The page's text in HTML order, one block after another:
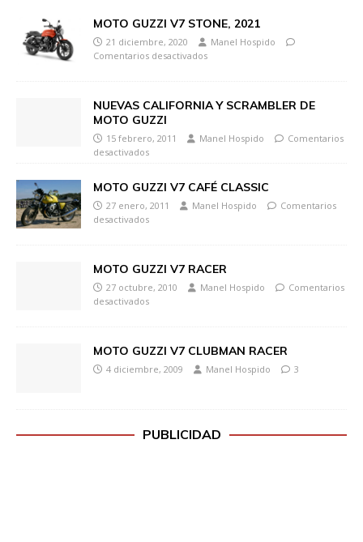
MOTO GUZZI V7 STONE, 2021
21 diciembre, 2020
Manel Hospido
Comentarios desactivados
NUEVAS CALIFORNIA Y SCRAMBLER DE
MOTO GUZZI
15 febrero, 2011 Manel Hospido
Comentarios
desactivados
MOTO GUZZI V7 CAFÉ CLASSIC
27 enero, 2011 Manel Hospido
Comentarios
desactivados
MOTO GUZZI V7 RACER
27 octubre, 2010 Manel Hospido
Comentarios
desactivados
MOTO GUZZI V7 CLUBMAN RACER
4 diciembre, 2009 Manel Hospido 3
PUBLICIDAD